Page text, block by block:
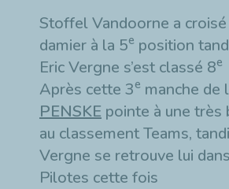
Stoffel Vandoorne a croisé
damier à la 5e position
Eric Vergne s’est classé 8e
Après cette 3e manche de
PENSKE pointe à une très
au classement Teams,
Vergne se retrouve lui
Pilotes cette fois